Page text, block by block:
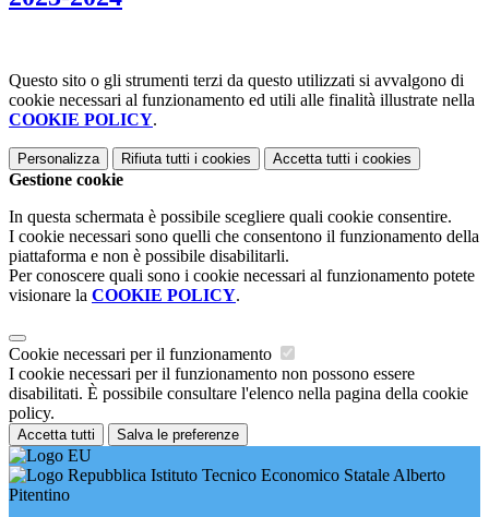
Questo sito o gli strumenti terzi da questo utilizzati si avvalgono di
cookie necessari al funzionamento ed utili alle finalità illustrate nella
COOKIE POLICY.
Personalizza Rifiuta tutti i cookies Accetta tutti i cookies
Gestione cookie
In questa schermata è possibile scegliere quali cookie consentire.
I cookie necessari sono quelli che consentono il funzionamento della
piattaforma e non è possibile disabilitarli.
Per conoscere quali sono i cookie necessari al funzionamento potete
visionare la COOKIE POLICY.
Cookie necessari per il funzionamento
I cookie necessari per il funzionamento non possono essere
disabilitati. È possibile consultare l'elenco nella pagina della cookie
policy.
Accetta tutti Salva le preferenze
Istituto Tecnico Economico Statale Alberto
Pitentino